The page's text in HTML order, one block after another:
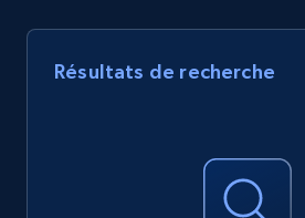
Résultats de recherche